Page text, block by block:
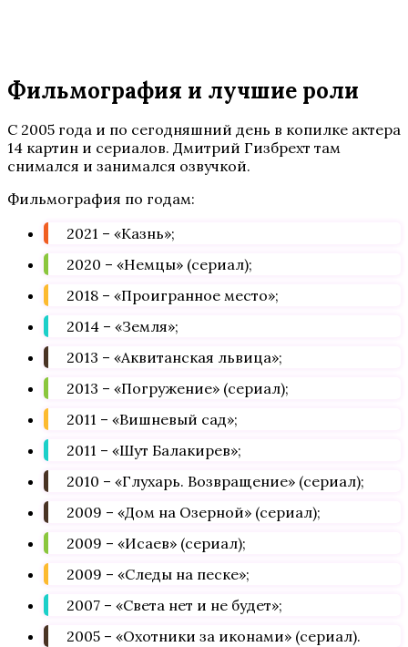
Фильмография и лучшие роли
С 2005 года и по сегодняшний день в копилке актера
14 картин и сериалов. Дмитрий Гизбрехт там
снимался и занимался озвучкой.
Фильмография по годам:
2021 – «Казнь»;
2020 – «Немцы» (сериал);
2018 – «Проигранное место»;
2014 – «Земля»;
2013 – «Аквитанская львица»;
2013 – «Погружение» (сериал);
2011 – «Вишневый сад»;
2011 – «Шут Балакирев»;
2010 – «Глухарь. Возвращение» (сериал);
2009 – «Дом на Озерной» (сериал);
2009 – «Исаев» (сериал);
2009 – «Следы на песке»;
2007 – «Света нет и не будет»;
2005 – «Охотники за иконами» (сериал).